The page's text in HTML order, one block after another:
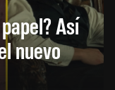
Así
nuevo